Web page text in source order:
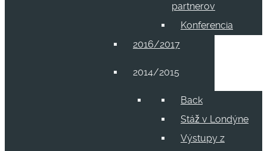
partnerov
Konferencia
2016/2017
2014/2015
Back
Stáž v Londýne
Výstupy z